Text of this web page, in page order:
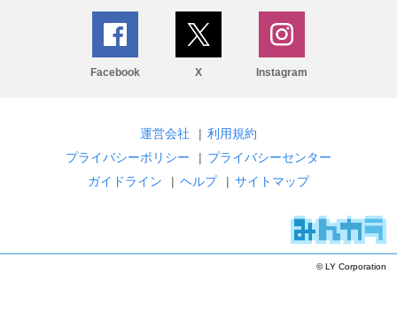
Facebook X Instagram
運営会社 | 利用規約
プライバシーポリシー
| プライバシーセンター
ガイドライン
| ヘルプ | サイトマップ
© LY Corporation